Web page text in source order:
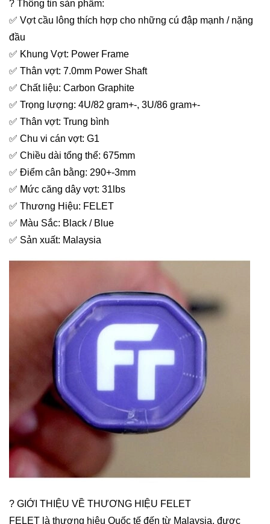
? Thông tin sản phẩm:
✅ Vợt cầu lông thích hợp cho những cú đập mạnh / nặng
đầu
✅ Khung Vợt: Power Frame
✅ Thân vợt: 7.0mm Power Shaft
✅ Chất liệu: Carbon Graphite
✅ Trọng lượng: 4U/82 gram+-, 3U/86 gram+-
✅ Thân vợt: Trung bình
✅ Chu vi cán vợt: G1
✅ Chiều dài tổng thể: 675mm
✅ Điểm cân bằng: 290+-3mm
✅ Mức căng dây vợt: 31lbs
✅ Thương Hiệu: FELET
✅ Màu Sắc: Black / Blue
✅ Sản xuất: Malaysia
? GIỚI THIỆU VỀ THƯƠNG HIỆU FELET
FELET là thương hiệu Quốc tế đến từ Malaysia, được